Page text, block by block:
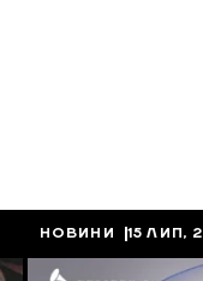
НОВИНИ 15 ЛИП,